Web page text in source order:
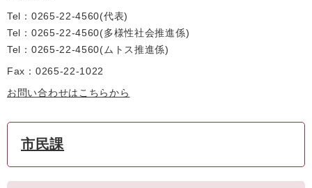
Tel：0265-22-4560 代表
Tel：0265-22-4560 多様性社会推進係
Tel：0265-22-4560
ムトス推進係
Fax：0265-22-1022
お問い合わせはこちらから
市民課